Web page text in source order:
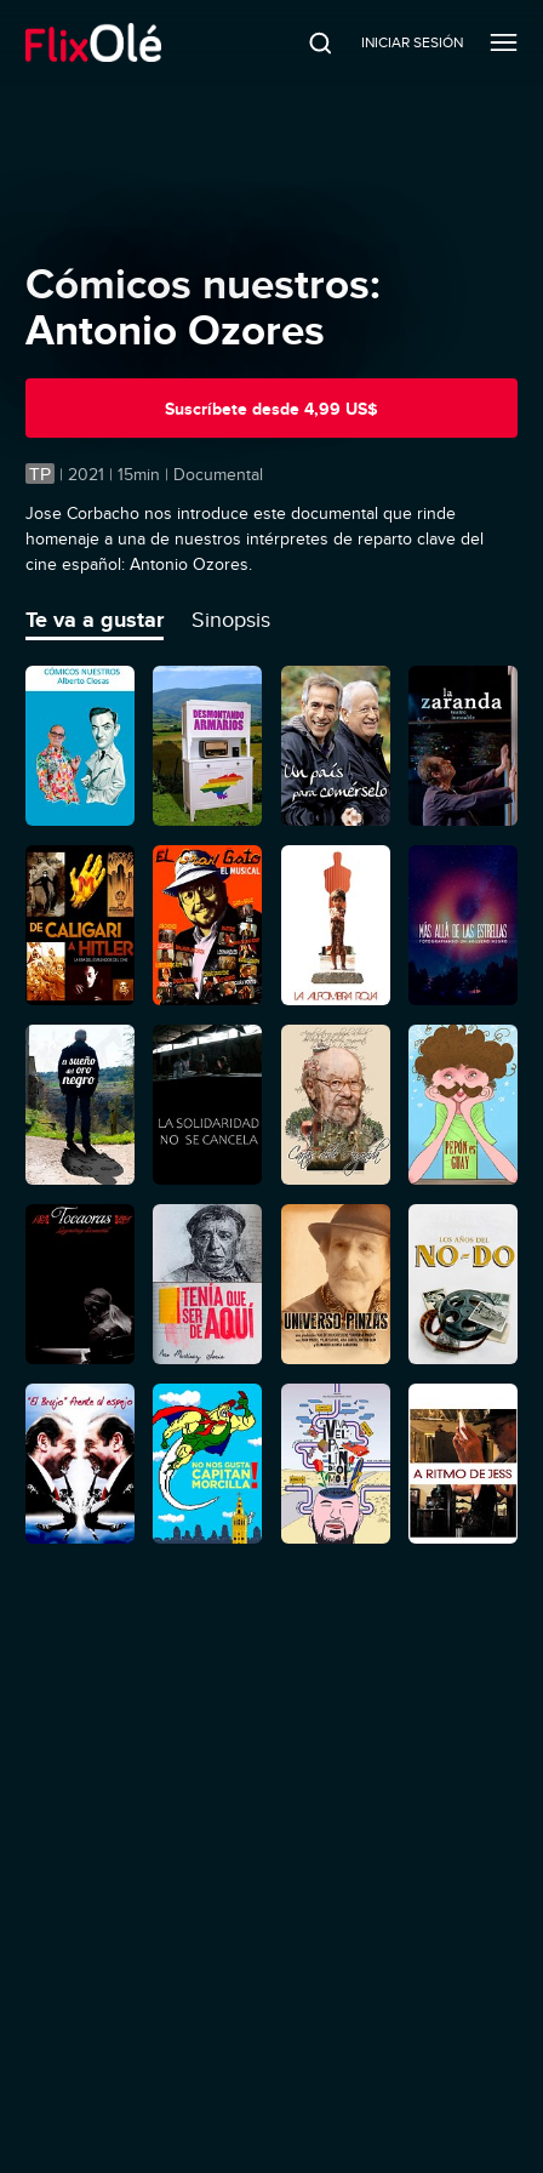
INICIAR SESIÓN
Cómicos nuestros:
Antonio Ozores
Suscríbete desde 4,99 US$
TP | 2021 | 15min | Documental
Jose Corbacho nos introduce este documental que rinde
homenaje a una de nuestros intérpretes de reparto clave del
cine español: Antonio Ozores.
Te va a gustar Sinopsis